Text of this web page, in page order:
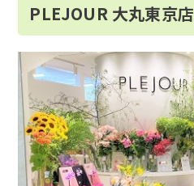
PLEJOUR 大丸東京店